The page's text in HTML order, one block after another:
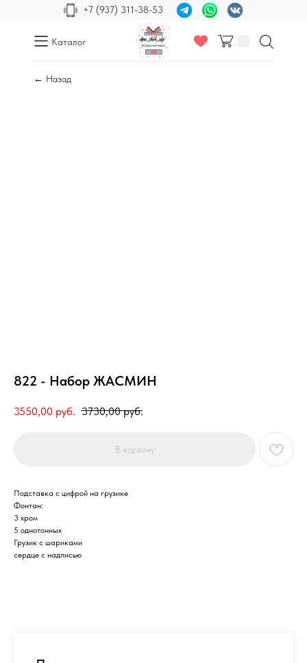
+7 (937) 311-38-53
Каталог
← Назад
822 - Набор ЖАСМИН
3550,00 руб. 3730,00 руб.
В корзину
Подставка с цифрой на грузике
Фонтан:
3 хром
5 однотонных
Грузик с шариками
сердце с надписью